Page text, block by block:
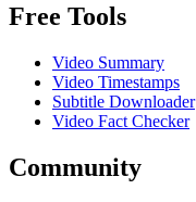
Free Tools
Video Summary
Video Timestamps
Subtitle Downloader
Video Fact Checker
Community